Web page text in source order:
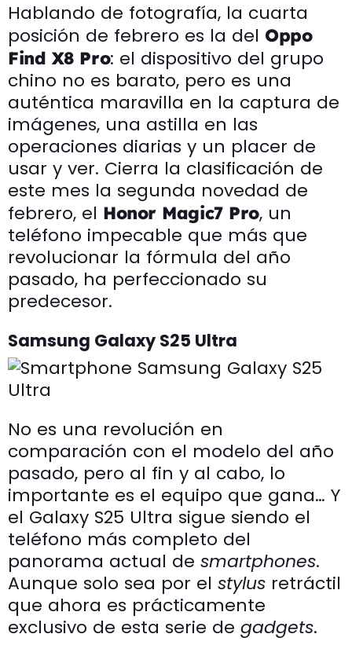
Hablando de fotografía, la cuarta
posición de febrero es la del Oppo
Find X8 Pro: el dispositivo del grupo
chino no es barato, pero es una
auténtica maravilla en la captura de
imágenes, una astilla en las
operaciones diarias y un placer de
usar y ver. Cierra la clasificación de
este mes la segunda novedad de
febrero, el Honor Magic7 Pro, un
teléfono impecable que más que
revolucionar la fórmula del año
pasado, ha perfeccionado su
predecesor.
Samsung Galaxy S25 Ultra
No es una revolución en
comparación con el modelo del año
pasado, pero al fin y al cabo, lo
importante es el equipo que gana… Y
el Galaxy S25 Ultra sigue siendo el
teléfono más completo del
panorama actual de smartphones.
Aunque solo sea por el stylus retráctil
que ahora es prácticamente
exclusivo de esta serie de gadgets.